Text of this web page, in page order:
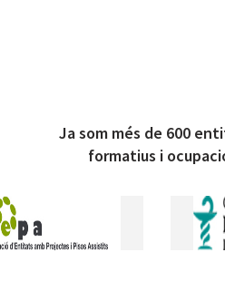
Ja som més de 600
formatius i